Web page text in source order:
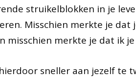
struikelblokken in je
Misschien merkte je dat
misschien merkte je dat ik
sneller aan jezelf te